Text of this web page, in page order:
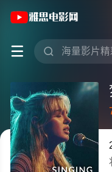
 
《梦中歌》
很差 推